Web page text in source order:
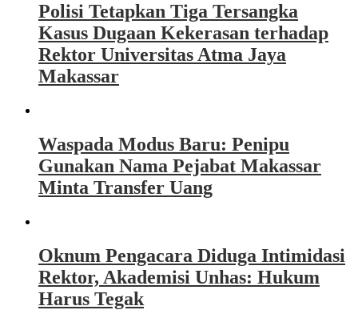
Polisi Tetapkan Tiga Tersangka
Kasus Dugaan Kekerasan terhadap
Rektor Universitas Atma Jaya
Makassar
Waspada Modus Baru: Penipu
Gunakan Nama Pejabat Makassar
Minta Transfer Uang
Oknum Pengacara Diduga Intimidasi
Rektor, Akademisi Unhas: Hukum
Harus Tegak